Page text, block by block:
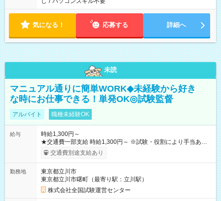
気になる！ 応募する 詳細へ
未読
マニュアル通りに簡単WORK◆未経験から好き
な時にお仕事できる！単発OK◎試験監督
アルバイト 職種未経験OK
給与
時給1,300円～
★交通費一部支給 時給1,300円～ ※試験・役割により手当あり
※勤務回数により昇給あり 【即給（前払い）オプションあ
り！】 希望される場合、勤務から1週間ほどで給与の一部を受け
例】 ・河合塾模擬試験 8:30～17:30（休憩1時間） 時給1,300円
×8時間＝日収10,400円＋交通費 ※当日の役割により時給＋100
円の場合あり ・国家試験 7:00～13:30（休憩なし） 時給1,300
円（役割手当＋100円）×6時間＝日収8,400円＋交通費 【試用期
交通費別途支給あり
勤務地
東京都立川市
東京都立川市曙町（最寄り駅：立川駅）
株式会社全国試験運営センター